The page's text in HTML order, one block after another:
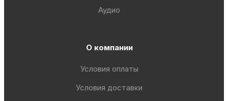
Аудио
О компании
Условия оплаты
Условия доставки